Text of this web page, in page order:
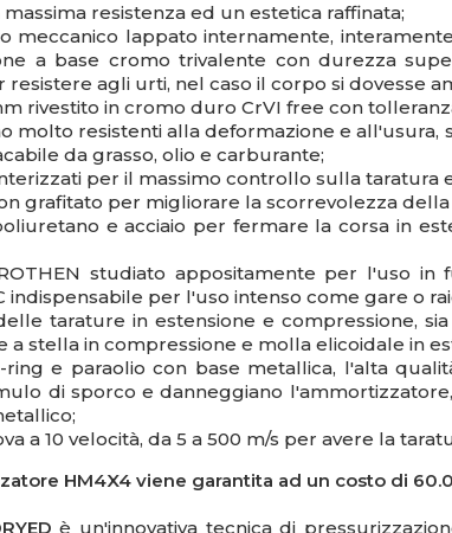
resistenza ed un estetica raffinata;
meccanico lappato internamente,
a base cromo trivalente con durezza
resistere agli urti, nel caso il corpo si dovesse
rivestito in cromo duro CrVI free con
molto resistenti alla deformazione e
da grasso, olio e carburante;
per il massimo controllo sulla taratura
grafitato per migliorare la scorrevolezza
e acciaio per fermare la corsa in
studiato appositamente per l'uso
indispensabile per l'uso intenso come gare o
tarature in estensione e compressione,
a stella in compressione e molla elicoidale in
e paraolio con base metallica, l'alta
di sporco e danneggiano
a 10 velocità, da 5 a 500 m/s per avere la
HM4X4 viene garantita ad un costo di
è un'innovativa tecnica di